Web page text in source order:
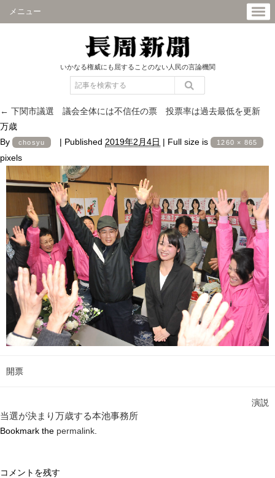
メニュー
いかなる権威にも屈することのない人民の言論機関
← 下関市議選 議会全体には不信任の票 投票率は過去最低を更新
万歳
By
chosyu | Published 2019年2月4日 | Full size is 1260 × 865
pixels
開票
演説
当選が決まり万歳する本池事務所
Bookmark the permalink
コメントを残す